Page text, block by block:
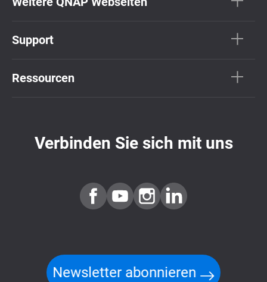
Support
Ressourcen
Verbinden Sie sich mit uns
Newsletter abonnieren